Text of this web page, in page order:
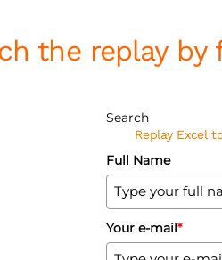
the replay
Search
Replay Excel
Full Name
Your e-mail*